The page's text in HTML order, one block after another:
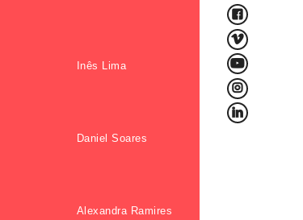
F
V
Q
L
f
Inês Lima
Daniel Soares
Alexandra Ramires